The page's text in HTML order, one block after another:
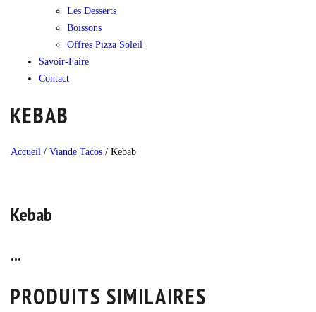
Les Desserts
Boissons
Offres Pizza Soleil
Savoir-Faire
Contact
KEBAB
Accueil / Viande Tacos / Kebab
Kebab
...
PRODUITS SIMILAIRES